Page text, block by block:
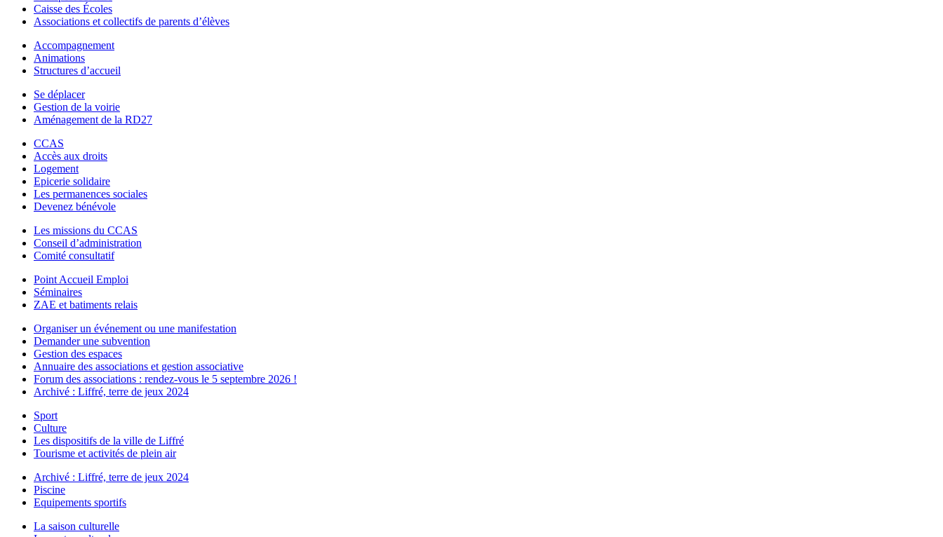
Caisse des Écoles
Associations et collectifs de parents d’élèves
Accompagnement
Animations
Structures d’accueil
Se déplacer
Gestion de la voirie
Aménagement de la RD27
CCAS
Accès aux droits
Logement
Epicerie solidaire
Les permanences sociales
Devenez bénévole
Les missions du CCAS
Conseil d’administration
Comité consultatif
Point Accueil Emploi
Séminaires
ZAE et batiments relais
Organiser un événement ou une manifestation
Demander une subvention
Gestion des espaces
Annuaire des associations et gestion associative
Forum des associations : rendez-vous le 5 septembre 2026 !
Archivé : Liffré, terre de jeux 2024
Sport
Culture
Les dispositifs de la ville de Liffré
Tourisme et activités de plein air
Archivé : Liffré, terre de jeux 2024
Piscine
Equipements sportifs
La saison culturelle